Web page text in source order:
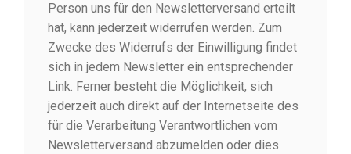
Person uns für den Newsletterversand erteilt
hat, kann jederzeit widerrufen werden. Zum
Zwecke des Widerrufs der Einwilligung findet
sich in jedem Newsletter ein entsprechender
Link. Ferner besteht die Möglichkeit, sich
jederzeit auch direkt auf der Internetseite des
für die Verarbeitung Verantwortlichen vom
Newsletterversand abzumelden oder dies